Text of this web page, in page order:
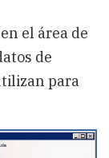
el área de
de
para